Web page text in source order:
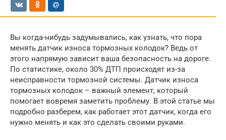
Вы когда-нибудь задумывались, как узнать, что пора
менять датчик износа тормозных колодок? Ведь от
этого напрямую зависит ваша безопасность на дороге.
По статистике, около 30% ДТП происходят из-за
неисправности тормозной системы. Датчик износа
тормозных колодок – важный элемент, который
помогает вовремя заметить проблему. В этой статье мы
подробно разберем, как работает этот датчик, когда его
нужно менять и как это сделать своими руками.